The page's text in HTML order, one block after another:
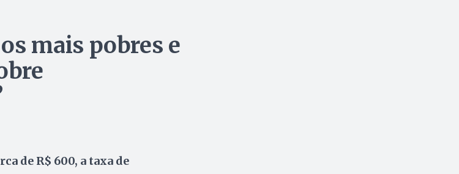
mais pobres e
de R$ 600, a taxa de